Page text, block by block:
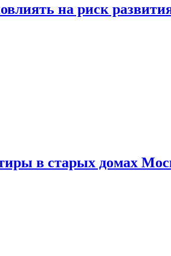
на риск
в старых домах